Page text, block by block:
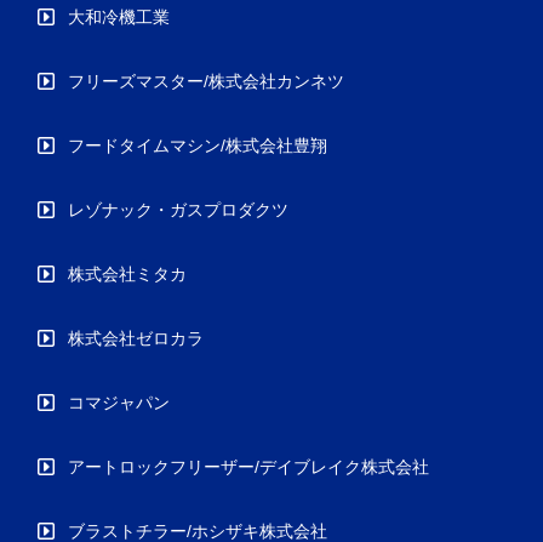
大和冷機工業
フリーズマスター/株式会社カンネツ
フードタイムマシン/株式会社豊翔
レゾナック・ガスプロダクツ
株式会社ミタカ
株式会社ゼロカラ
コマジャパン
アートロックフリーザー/デイブレイク株式会社
ブラストチラー/ホシザキ株式会社